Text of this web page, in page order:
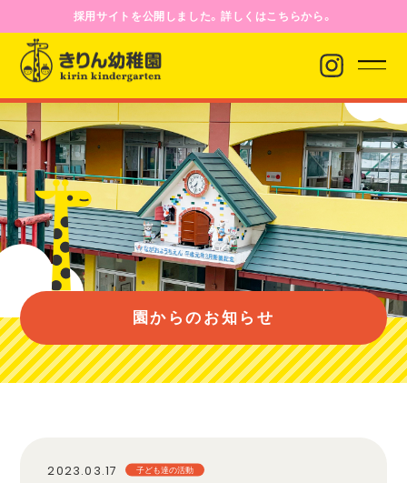
採用サイトを公開しました。詳しくはこちらから。
園からのお知らせ
園について
園のようす
バス経路
園からのお知らせ
2023.03.17 子ども達の活動